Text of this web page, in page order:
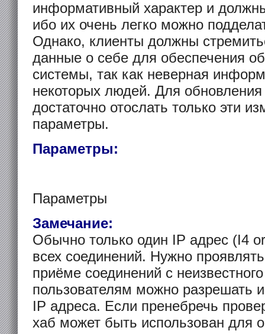
информативный характер и
ибо их очень легко можно
Однако, клиенты должны
данные о себе для обеспечения
системы, так как неверная
некоторых людей. Для обновления
достаточно отослать только эти
параметры.
Параметры:
Параметры
Замечание:
Обычно только один IP адрес (I4
всех соединений. Нужно
приёме соединений с
пользователям можно разрешать
IP адреса. Если пренебречь
хаб может быть использован для